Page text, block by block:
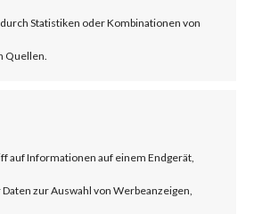
Statistiken oder Kombinationen von
Quellen.
auf Informationen auf einem Endgerät,
zur Auswahl von Werbeanzeigen,
and CVE-2024-